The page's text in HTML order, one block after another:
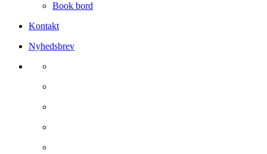
Book bord
Kontakt
Nyhedsbrev